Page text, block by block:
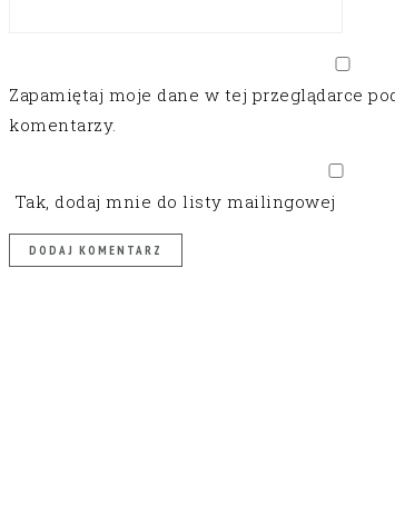
Zapamiętaj moje dane w tej przeglądarce
komentarzy.
Tak, dodaj mnie do listy mailingowej